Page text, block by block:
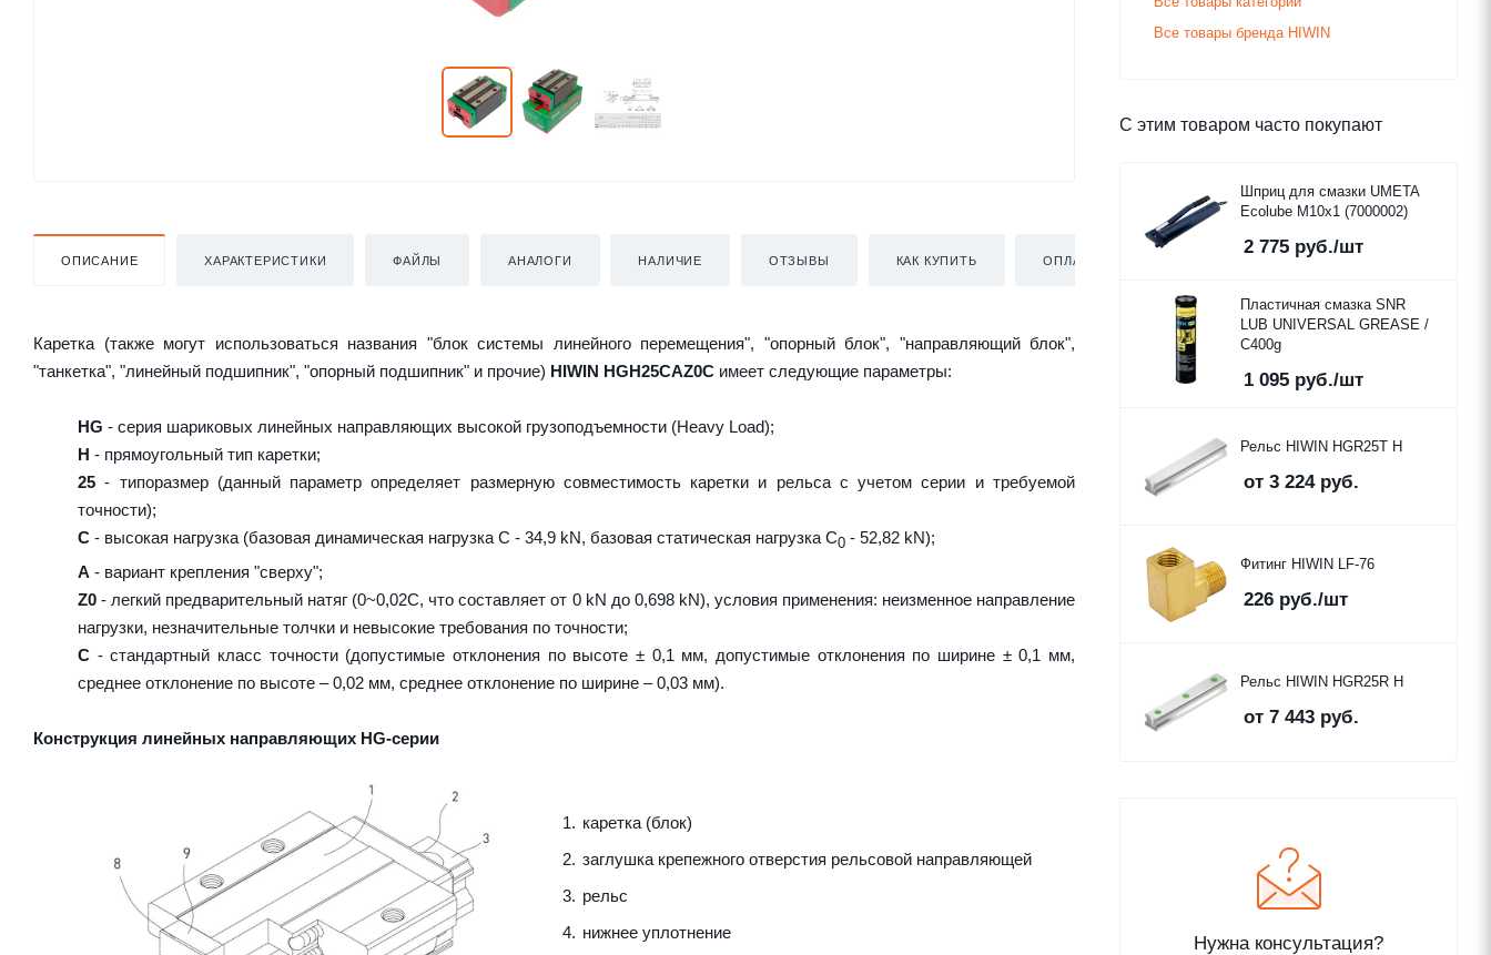
ОПИСАНИЕ ХАРАКТЕРИСТИКИ ФАЙЛЫ АНАЛОГИ НАЛИЧИЕ ОТЗЫВЫ КАК КУПИТЬ ОПЛАТА
Каретка (также могут использоваться названия "блок системы линейного перемещения", "опорный блок", "направляющий блок",
"танкетка", "линейный подшипник", "опорный подшипник" и прочие) HIWIN HGH25CAZ0C имеет следующие параметры:
HG - серия шариковых линейных направляющих высокой грузоподъемности (Heavy Load);
H - прямоугольный тип каретки;
25 - типоразмер (данный параметр определяет размерную совместимость каретки и рельса с учетом серии и требуемой
точности);
C - высокая нагрузка (базовая динамическая нагрузка C - 34,9 kN, базовая статическая нагрузка С0 - 52,82 kN);
A - вариант крепления "сверху";
Z0 - легкий предварительный натяг (0~0,02C, что составляет от 0 kN до 0,698 kN), условия применения: неизменное направление
нагрузки, незначительные толчки и невысокие требования по точности;
C - стандартный класс точности (допустимые отклонения по высоте ± 0,1 мм, допустимые отклонения по ширине ± 0,1 мм,
среднее отклонение по высоте – 0,02 мм, среднее отклонение по ширине – 0,03 мм).
Конструкция линейных направляющих HG-серии
каретка (блок)
заглушка крепежного отверстия рельсовой направляющей
рельс
нижнее уплотнение
Все товары бренда HIWIN
С этим товаром часто покупают
Шприц для смазки UMETA
Ecolube M10x1 (7000002)
2 775 руб./шт
Пластичная смазка SNR
LUB UNIVERSAL GREASE /
C400g
1 095 руб./шт
Рельс HIWIN HGR25T H
от 3 224 руб.
Фитинг HIWIN LF-76
226 руб./шт
Рельс HIWIN HGR25R H
от 7 443 руб.
Нужна консультация?